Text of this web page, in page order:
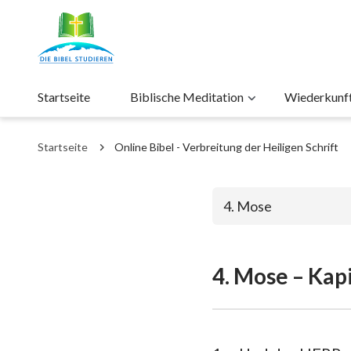
Startseite Biblische Meditation
Startseite Online Bibel - Verbreitung der Heiligen Schrift
4. Mose
Das alte
4. Mose –